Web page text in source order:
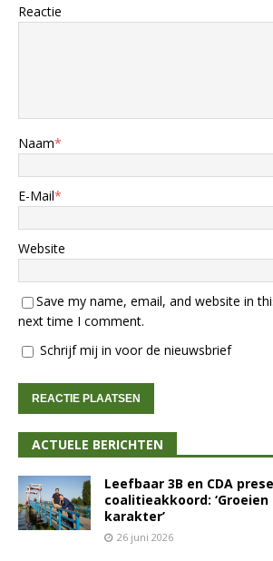
Reactie
Naam*
E-Mail*
Website
Save my name, email, and website in
next time I comment.
Schrijf mij in voor de nieuwsbrief
ACTUELE BERICHTEN
Leefbaar 3B en CDA
coalitieakkoord:
karakter’
26 juni 2026